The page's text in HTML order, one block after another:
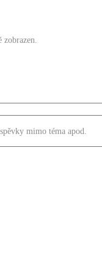
zobrazen.
mimo téma apod.